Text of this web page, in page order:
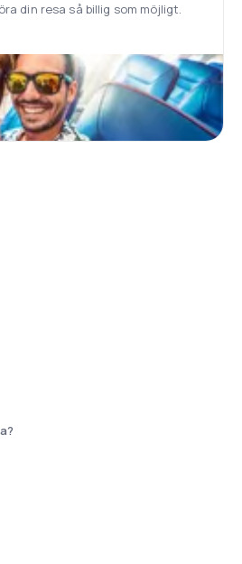
din resa så billig som möjligt.